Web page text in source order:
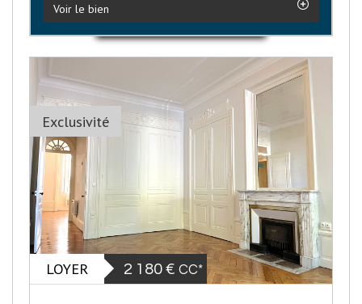
Voir le bien
Exclusivité
LOYER 2 180 € CC*